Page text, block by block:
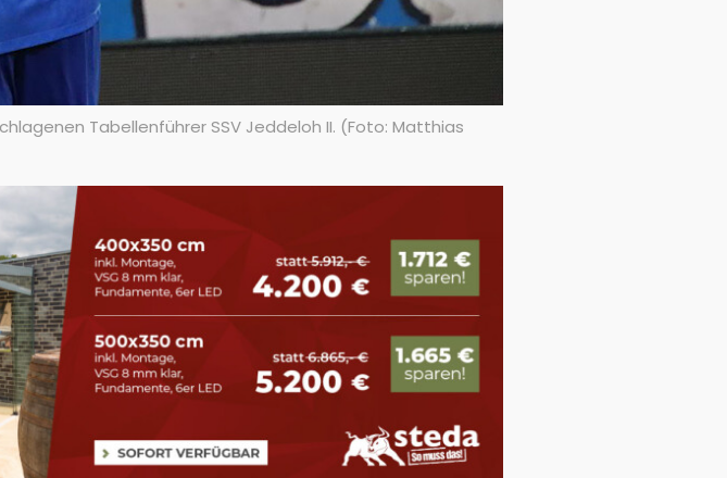
Tabellenführer SSV Jeddeloh II. (Foto: Matthias